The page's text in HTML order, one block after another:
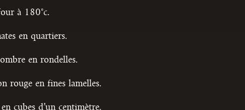
à 180°c.
en quartiers.
en rondelles.
rouge en fines lamelles.
cubes d’un centimètre.